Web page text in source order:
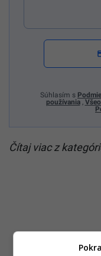
Súhlasím s
používania,
Čítaj viac z